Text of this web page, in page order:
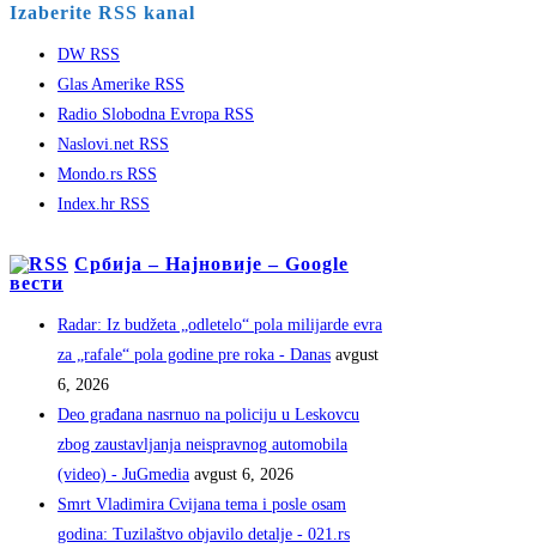
Izaberite RSS kanal
DW RSS
Glas Amerike RSS
Radio Slobodna Evropa RSS
Naslovi.net RSS
Mondo.rs RSS
Index.hr RSS
Србија – Најновије – Google
вести
Radar: Iz budžeta „odletelo“ pola milijarde evra
za „rafale“ pola godine pre roka - Danas avgust
6, 2026
Deo građana nasrnuo na policiju u Leskovcu
zbog zaustavljanja neispravnog automobila
(video) - JuGmedia avgust 6, 2026
Smrt Vladimira Cvijana tema i posle osam
godina: Tuzilaštvo objavilo detalje - 021.rs